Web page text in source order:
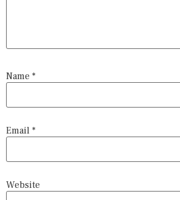
Name *
Email *
Website